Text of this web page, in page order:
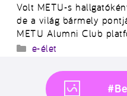
Volt METU-s
de a világ bármely
METU Alumni Club
Kategória
e-élet